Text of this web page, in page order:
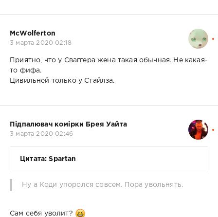
McWolferton
3 марта 2020 02:18
Приятно, что у Сваггера жена такая обычная. Не какая-
то фифа.
Цивильней только у Стайлза.
Підпалювач комірки Брея Уайта
3 марта 2020 02:46
Цитата: Spartan
Ну а Коди упоролся совсем. Пора увольнять.
Сам себя уволит?